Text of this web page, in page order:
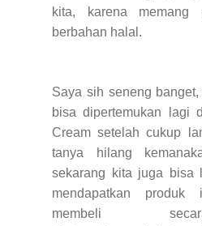
kita, karena memang
berbahan halal.
Saya sih seneng
bisa dipertemukan lagi
Cream setelah cukup
tanya hilang
sekarang kita juga bisa
mendapatkan
membeli